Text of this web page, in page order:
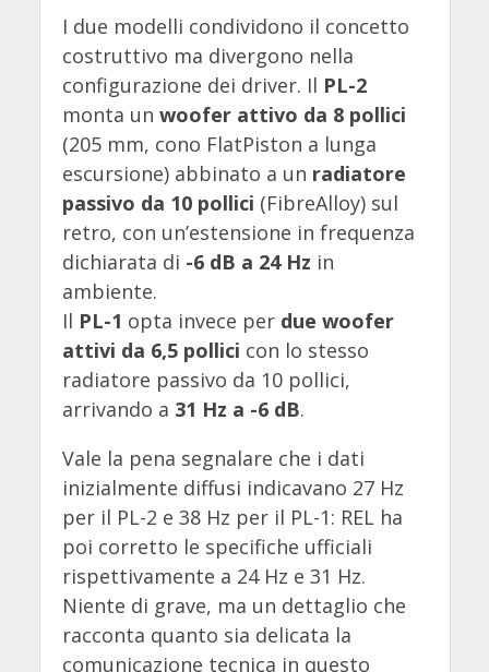
I due modelli condividono il concetto
costruttivo ma divergono nella
configurazione dei driver. Il PL-2
monta un woofer attivo da 8 pollici
(205 mm, cono FlatPiston a lunga
escursione) abbinato a un radiatore
passivo da 10 pollici (FibreAlloy) sul
retro, con un’estensione in frequenza
dichiarata di -6 dB a 24 Hz in
ambiente.
Il PL-1 opta invece per due woofer
attivi da 6,5 pollici con lo stesso
radiatore passivo da 10 pollici,
arrivando a 31 Hz a -6 dB.
Vale la pena segnalare che i dati
inizialmente diffusi indicavano 27 Hz
per il PL-2 e 38 Hz per il PL-1: REL ha
poi corretto le specifiche ufficiali
rispettivamente a 24 Hz e 31 Hz.
Niente di grave, ma un dettaglio che
racconta quanto sia delicata la
comunicazione tecnica in questo